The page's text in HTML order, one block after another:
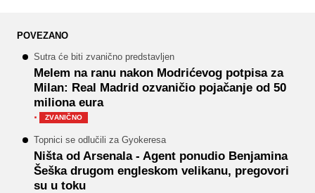
POVEZANO
Sutra će biti zvanično predstavljen
Melem na ranu nakon Modrićevog potpisa za
Milan: Real Madrid ozvaničio pojačanje od 50
miliona eura
· ZVANIČNO
Topnici se odlučili za Gyokeresa
Ništa od Arsenala - Agent ponudio Benjamina
Šeška drugom engleskom velikanu, pregovori
su u toku